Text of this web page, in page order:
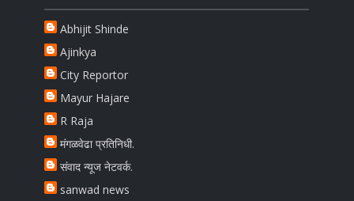
Abhijit Shinde
Ajinkya
City Reportor
Mayur Hajare
R Raja
मंगळवेढा प्रतिनिधी.
संवाद न्यूज नेटवर्क.
sanwad news